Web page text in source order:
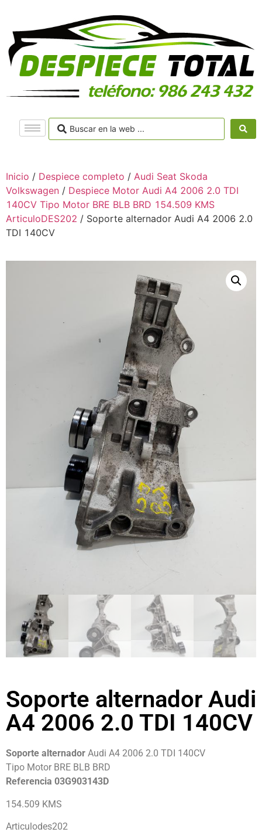
Inicio / Despiece completo / Audi Seat Skoda
Volkswagen / Despiece Motor Audi A4 2006 2.0 TDI
140CV Tipo Motor BRE BLB BRD 154.509 KMS
ArticuloDES202 / Soporte alternador Audi A4 2006 2.0
TDI 140CV
Soporte alternador Audi
A4 2006 2.0 TDI 140CV
Soporte alternador Audi A4 2006 2.0 TDI 140CV
Tipo Motor BRE BLB BRD
Referencia 03G903143D
154.509 KMS
Articulodes202